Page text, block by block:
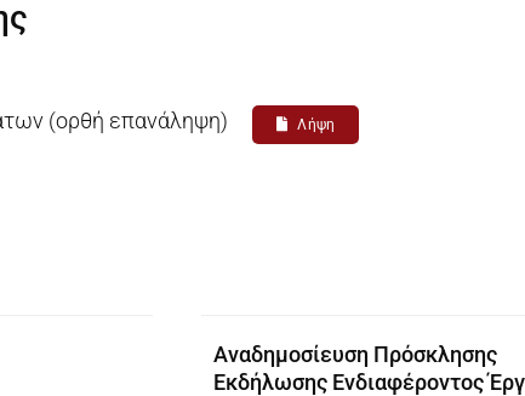
(ορθή επανάληψη) Λήψη
Αναδημοσίευση Πρόσκλησης
Εκδήλωσης Ενδιαφέροντος